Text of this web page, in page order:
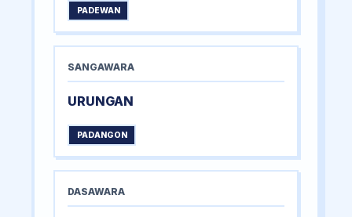
PADEWAN
SANGAWARA
URUNGAN
PADANGON
DASAWARA